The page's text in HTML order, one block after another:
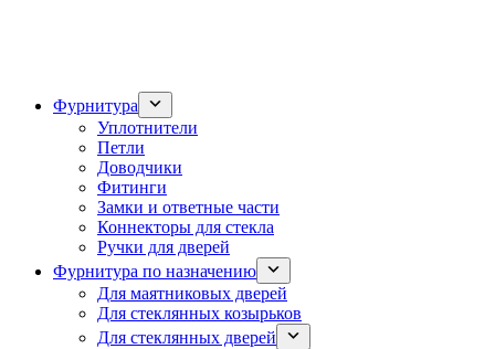
Фурнитура
Уплотнители
Петли
Доводчики
Фитинги
Замки и ответные части
Коннекторы для стекла
Ручки для дверей
Фурнитура по назначению
Для маятниковых дверей
Для стеклянных козырьков
Для стеклянных дверей